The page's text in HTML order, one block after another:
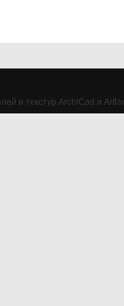
и текстур ArchiCad и